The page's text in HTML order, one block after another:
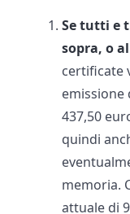
Se tutti e
sopra, o
certificate
emissione
437,50
quindi
memoria.
attuale di